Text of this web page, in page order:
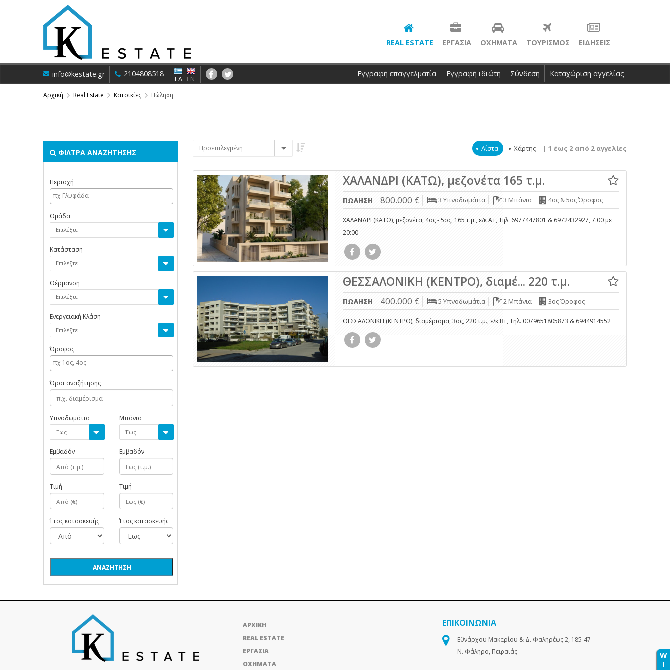
REAL ESTATE ΕΡΓΑΣΙΑ ΟΧΗΜΑΤΑ ΤΟΥΡΙΣΜΟΣ ΕΙΔΗΣΕΙΣ
info@kestate.gr 2104808518
ΕΛ EN
Εγγραφή επαγγελματία Εγγραφή ιδιώτη Σύνδεση Καταχώριση αγγελίας
Αρχική Real Estate Κατοικίες Πώληση
Προεπιλεγμένη Λίστα Χάρτης | 1 έως 2 από 2 αγγελίες
ΧΑΛΑΝΔΡΙ (ΚΑΤΩ), μεζονέτα 165 τ.μ.
ΠΩΛΗΣΗ 800.000 € 3 Υπνοδωμάτια 3 Μπάνια 4ος & 5ος Όροφος
ΧΑΛΑΝΔΡΙ (ΚΑΤΩ), μεζονέτα, 4ος - 5ος, 165 τ.μ., ε/κ Α+, Τηλ. 6977447801 & 6972432927, 7:00 με
20:00
ΘΕΣΣΑΛΟΝΙΚΗ (ΚΕΝΤΡΟ), διαμέ... 220 τ.μ.
ΠΩΛΗΣΗ 400.000 € 5 Υπνοδωμάτια 2 Μπάνια 3ος Όροφος
ΘΕΣΣΑΛΟΝΙΚΗ (ΚΕΝΤΡΟ), διαμέρισμα, 3ος, 220 τ.μ., ε/κ Β+, Τηλ. 0079651805873 & 6944914552
ΦΙΛΤΡΑ ΑΝΑΖΗΤΗΣΗΣ
Περιοχή
Ομάδα
Επιλέξτε
Κατάσταση
Επιλέξτε
Θέρμανση
Επιλέξτε
Ενεργειακή Κλάση
Επιλέξτε
Όροφος
Όροι αναζήτησης
Υπνοδωμάτια
Έως
Μπάνια
Έως
Εμβαδόν Εμβαδόν
Τιμή Τιμή
Έτος κατασκευής Έτος κατασκευής
W
I
ΑΡΧΙΚΗ
REAL ESTATE
ΕΡΓΑΣΙΑ
ΟΧΗΜΑΤΑ
ΕΠΙΚΟΙΝΩΝΙΑ
Εθνάρχου Μακαρίου & Δ. Φαληρέως 2, 185-47
Ν. Φάληρο, Πειραιάς